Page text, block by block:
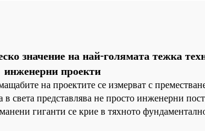
значение на най-голямата тежка
инженерни проекти
на проектите се измерват с
света представлява не просто инженерни
гиганти се крие в тяхното